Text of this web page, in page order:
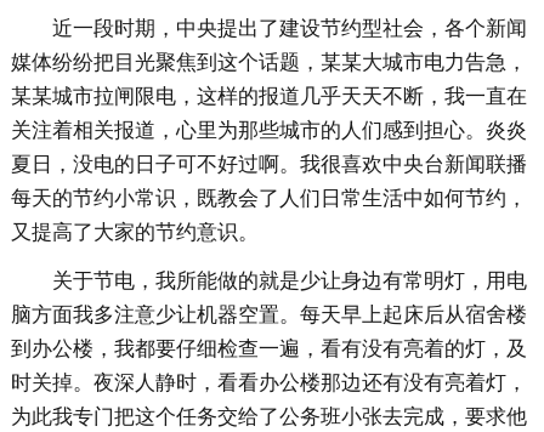
近一段时期，中央提出了建设节约型社会，各个新闻
媒体纷纷把目光聚焦到这个话题，某某大城市电力告急，
某某城市拉闸限电，这样的报道几乎天天不断，我一直在
关注着相关报道，心里为那些城市的人们感到担心。炎炎
夏日，没电的日子可不好过啊。我很喜欢中央台新闻联播
每天的节约小常识，既教会了人们日常生活中如何节约，
又提高了大家的节约意识。
关于节电，我所能做的就是少让身边有常明灯，用电
脑方面我多注意少让机器空置。每天早上起床后从宿舍楼
到办公楼，我都要仔细检查一遍，看有没有亮着的灯，及
时关掉。夜深人静时，看看办公楼那边还有没有亮着灯，
为此我专门把这个任务交给了公务班小张去完成，要求他